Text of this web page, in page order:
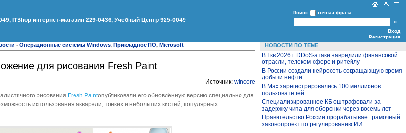
ITShop интернет-магазин 229-0436, Учебный Центр 925-0049
Поиск точная фраза
Вход
Регистрация
- Операционные системы Windows, Прикладное ПО, Microsoft
для рисования Fresh Paint
Источник: wincore
рисования Fresh Paintопубликовали его обновлённую версию специально для
использования акварели, тонких и небольших кистей, популярных
НОВОСТИ ПО ТЕМЕ
В I кв 2026 г. DDoS-атаки навредили финансовой
отрасли, телеком-сфере и ритейлу
В России создали нейросеть сокращающую время
добычи нефти
В Max зарегистрировались 100 миллионов
пользователей
Специализированное КБ оштрафовали за
задержку чипа для оборонки через восемь лет
Правительство России прорабатывает рамочный
законопроект по регулированию ИИ